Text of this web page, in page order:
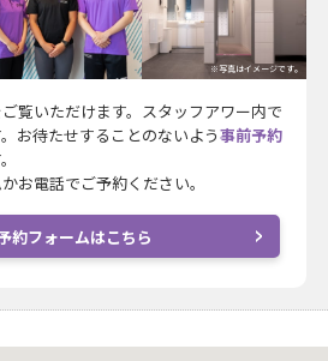
※写真はイメージです。
覧いただけます。スタッフアワー内で
お待たせすることのないよう事前予約
お電話でご予約ください。
約フォームはこちら